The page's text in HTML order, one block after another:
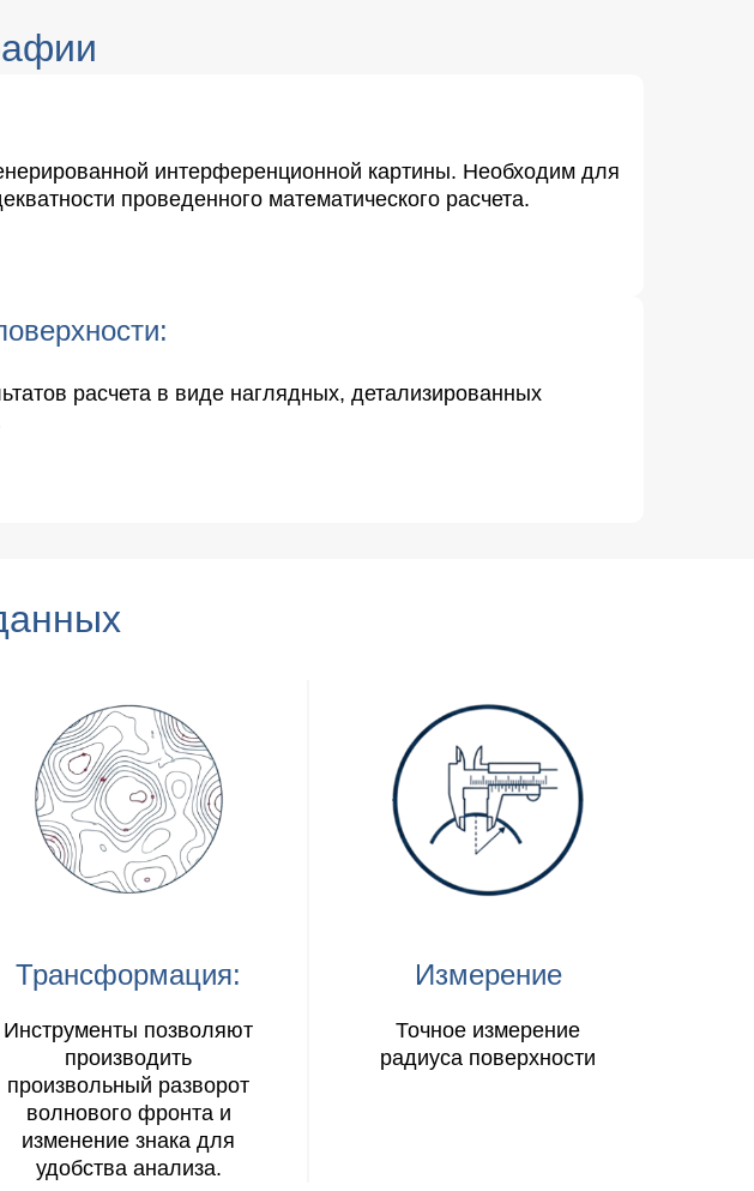
интерференционной картины. Необходим для
проведенного математического расчета.
расчета в виде наглядных, детализированных
Трансформация:
Инструменты позволяют
производить
произвольный разворот
волнового фронта и
изменение знака для
удобства анализа.
Измерение
Точное измерение
радиуса поверхности